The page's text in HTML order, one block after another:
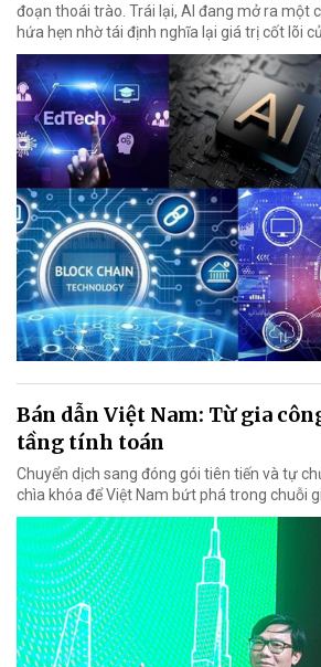
đoạn thoái trào. Trái lại, AI đang mở ra một
hứa hẹn nhờ tái định nghĩa lại giá trị cốt lõi
Bán dẫn Việt Nam: Từ gia
tầng tính toán
Chuyển dịch sang đóng gói tiên tiến và tự
chìa khóa để Việt Nam bứt phá trong chuỗi